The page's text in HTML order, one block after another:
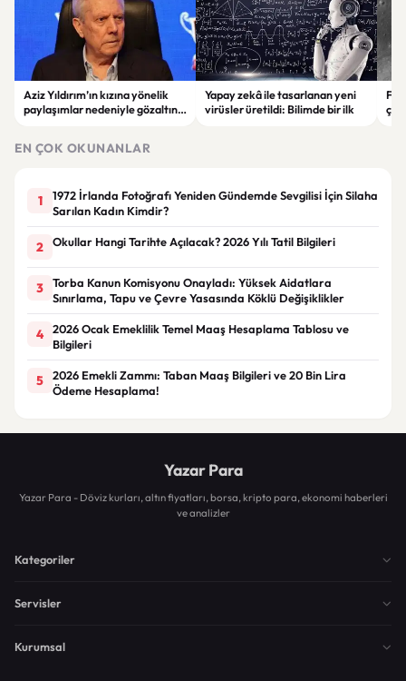
Aziz Yıldırım’ın kızına yönelik
paylaşımlar nedeniyle gözaltına
Yapay zekâ ile tasarlanan yeni
virüsler üretildi: Bilimde bir ilk
EN ÇOK OKUNANLAR
1
1972 İrlanda Fotoğrafı Yeniden Gündemde Sevgilisi İçin Silaha
Sarılan Kadın Kimdir?
2 Okullar Hangi Tarihte Açılacak? 2026 Yılı Tatil Bilgileri
3
Torba Kanun Komisyonu Onayladı: Yüksek Aidatlara
Sınırlama, Tapu ve Çevre Yasasında Köklü Değişiklikler
4
2026 Ocak Emeklilik Temel Maaş Hesaplama Tablosu ve
Bilgileri
5
2026 Emekli Zammı: Taban Maaş Bilgileri ve 20 Bin Lira
Ödeme Hesaplama!
Yazar Para
Yazar Para - Döviz kurları, altın fiyatları, borsa, kripto para, ekonomi haberleri
ve analizler
Kategoriler
Servisler
Kurumsal